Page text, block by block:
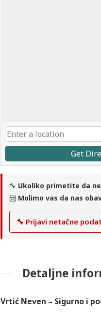
Get
🔧 Ukoliko primetite da
📨 Molimo vas da nas
🔧 Prijavi netačne
Detaljne
Vrtić Neven – Sigurno i